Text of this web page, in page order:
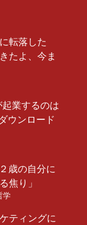
転落した
たよ、今ま
業するのは
ウンロード
歳の自分に
焦り」
学
ティングに